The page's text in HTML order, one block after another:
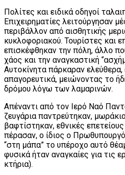
Πολίτες και ειδικά οδηγοί
Επιχειρηματίες λειτούργησαν
περιβάλλον από αισθητικής
κυκλοφοριακού. Τουρίστες και
επισκέφθηκαν την πόλη, άλλο
χάος και την αναγκαστική
Αυτοκίνητα πάρκαραν
απαγορευτικά, μειώνοντας το
δρόμου λόγω των λαμαρινών.
Απέναντι από τον Ιερό Ναό
ζευγάρια παντρεύτηκαν,
βαφτίστηκαν, εθνικές
πέρασαν, ο ίδιος ο
“στη μάπα” το υπέροχο αυτό
φυσικά ήταν αναγκαίες για τις
κτήρια).